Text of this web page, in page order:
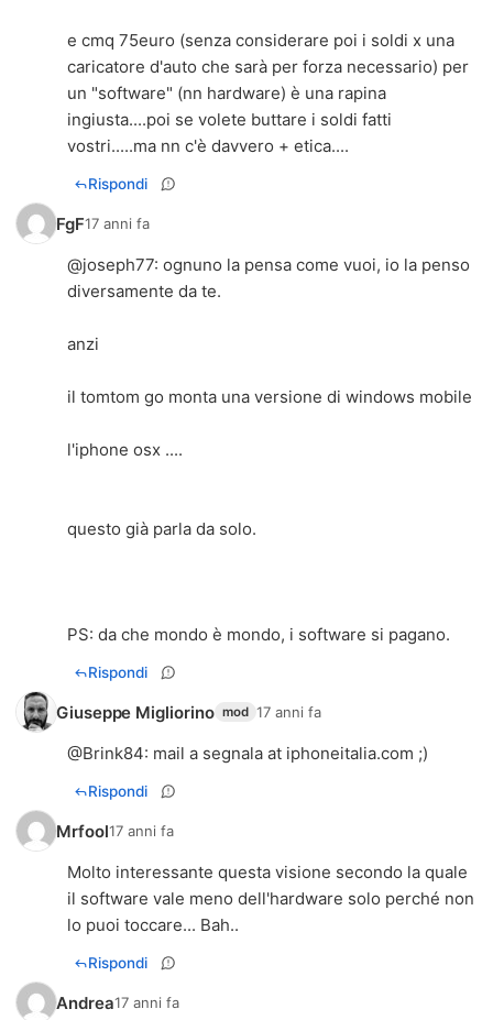
e cmq 75euro (senza considerare poi i soldi x una
caricatore d'auto che sarà per forza necessario) per
un "software" (nn hardware) è una rapina
ingiusta....poi se volete buttare i soldi fatti
vostri.....ma nn c'è davvero + etica....
Rispondi
FgF17 anni fa
@joseph77: ognuno la pensa come vuoi, io la penso
diversamente da te.
anzi
il tomtom go monta una versione di windows mobile
l'iphone osx ....
questo già parla da solo.
PS: da che mondo è mondo, i software si pagano.
Rispondi
Giuseppe Migliorino mod 17 anni fa
@Brink84: mail a segnala at iphoneitalia.com ;)
Rispondi
Mrfool17 anni fa
Molto interessante questa visione secondo la quale
il software vale meno dell'hardware solo perché non
lo puoi toccare... Bah..
Rispondi
Andrea17 anni fa